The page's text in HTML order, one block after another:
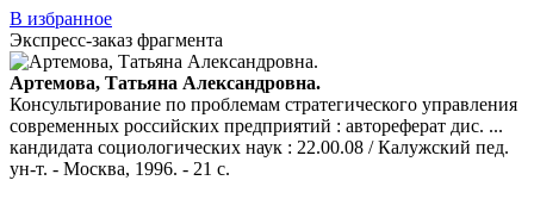
В избранное
Экспресс-заказ фрагмента
Артемова, Татьяна Александровна.
Консультирование по проблемам стратегического управления
современных российских предприятий : автореферат дис. ...
кандидата социологических наук : 22.00.08 / Калужский пед.
ун-т. - Москва, 1996. - 21 с.